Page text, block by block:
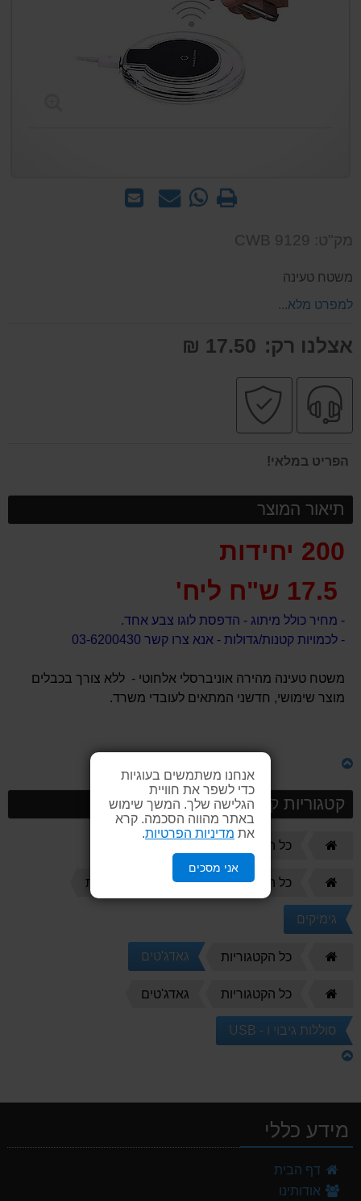
אנחנו משתמשים בעוגיות
כדי לשפר את חוויית
הגלישה שלך. המשך שימוש
באתר מהווה הסכמה. קרא
את מדיניות הפרטיות
אני מסכים
שלח
שאל WhatsApp
מק"ט: CWB 9129
משטח טעינה
למפרט מלא...
אצלנו רק: 17.50 ₪
שירות
מקצועי
הפריט במלאי!
תיאור המוצר
200 יחידות
- מחיר כולל מיתוג - הדפסת לוגו צבע אחד.
- לכמויות קטנות/גדולות - אנא צרו קשר 03-6200430
משטח טעינה מהירה אוניברסלי אלחוטי - ללא צורך בכבלים
מוצר שימושי, חדשני המתאים לעובדי משרד.
קטגוריות קשורות
כל הקטגוריות
כל הקטגוריות מוצרי קידום מכירות
גימיקים
כל הקטגוריות גאדג'טים
כל הקטגוריות גאדג'טים
סוללות גיבוי ו - USB
מידע כללי
דף הבית
אודותינו